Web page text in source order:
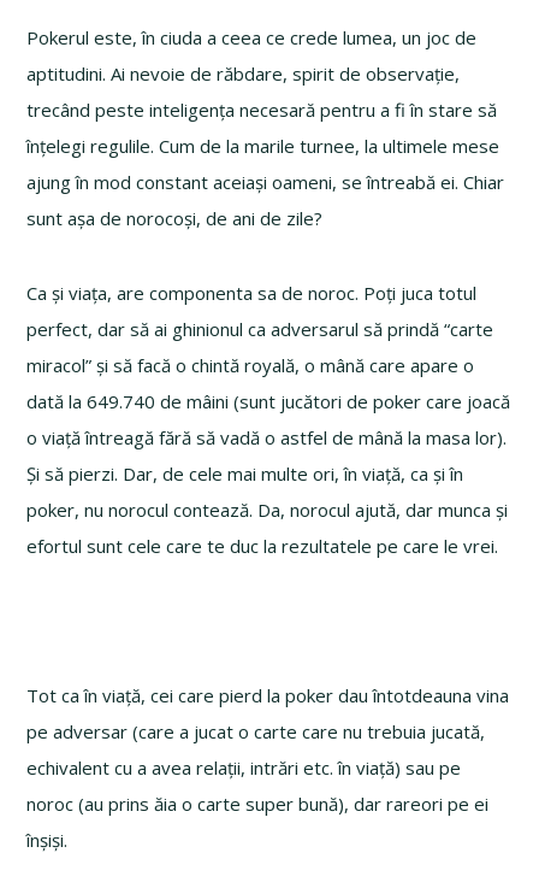
Pokerul este, în ciuda a ceea ce crede lumea, un joc de
aptitudini. Ai nevoie de răbdare, spirit de observație,
trecând peste inteligența necesară pentru a fi în stare să
înțelegi regulile. Cum de la marile turnee, la ultimele mese
ajung în mod constant aceiași oameni, se întreabă ei. Chiar
sunt așa de norocoși, de ani de zile?
Ca și viața, are componenta sa de noroc. Poți juca totul
perfect, dar să ai ghinionul ca adversarul să prindă “carte
miracol” și să facă o chintă royală, o mână care apare o
dată la 649.740 de mâini (sunt jucători de poker care joacă
o viață întreagă fără să vadă o astfel de mână la masa lor).
Și să pierzi. Dar, de cele mai multe ori, în viață, ca și în
poker, nu norocul contează. Da, norocul ajută, dar munca și
efortul sunt cele care te duc la rezultatele pe care le vrei.
Tot ca în viață, cei care pierd la poker dau întotdeauna vina
pe adversar (care a jucat o carte care nu trebuia jucată,
echivalent cu a avea relații, intrări etc. în viață) sau pe
noroc (au prins ăia o carte super bună), dar rareori pe ei
înșiși.